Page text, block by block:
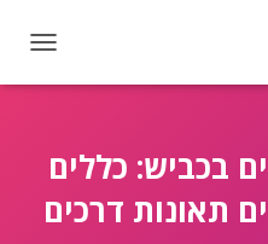
O
בכביש: כללים
תאונות דרכים